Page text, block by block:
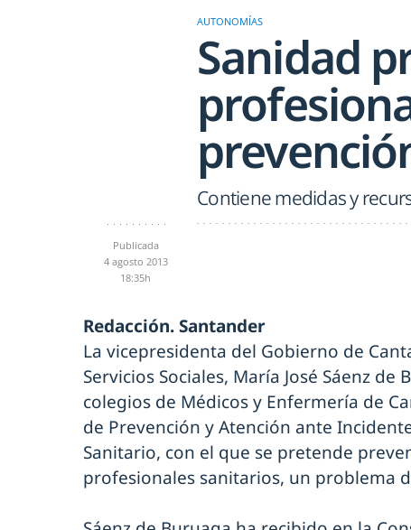
AUTONOMÍAS
Sanidad
Contiene medidas y
Publicada
4 agosto 2013
18:35h
Redacción. Santander
La vicepresidenta del Gobierno de
Servicios Sociales, María José Sáenz
colegios de Médicos y Enfermería de
de Prevención y Atención ante
Sanitario, con el que se pretende
profesionales sanitarios, un problema